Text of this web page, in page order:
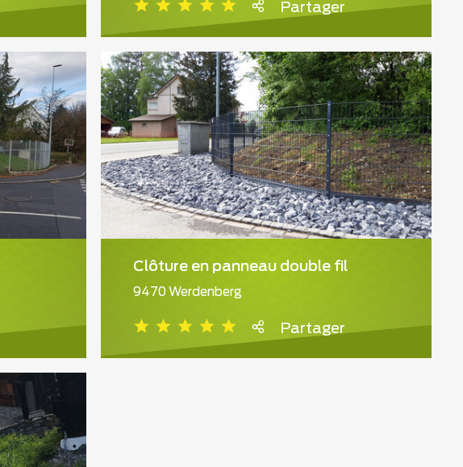
Partager
Clôture en panneau double fil
9470 Werdenberg
Partager